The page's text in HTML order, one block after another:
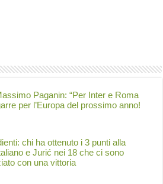
Paganin: “Per Inter e Roma
per l’Europa del prossimo anno!
chi ha ottenuto i 3 punti alla
e Jurić nei 18 che ci sono
con una vittoria